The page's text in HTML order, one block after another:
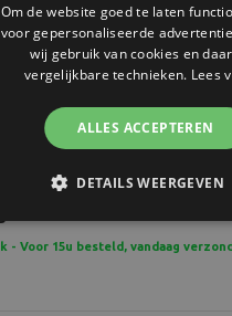
Hoya 72mm Circulaire
- Voor 15u besteld, vandaag
Om de website goed te laten
voor gepersonaliseerde
wij gebruik van cookies en
vergelijkbare technieken. Lees
ALLES ACCEPTEREN
DETAILS WEERGEVEN